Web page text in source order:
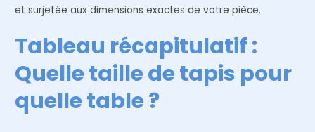
et surjetée aux dimensions exactes de votre pièce.
Tableau récapitulatif :
Quelle taille de tapis pour
quelle table ?